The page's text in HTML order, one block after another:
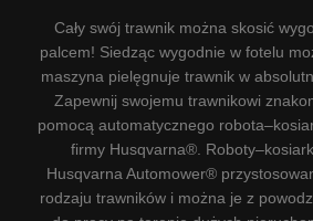
Cały swój trawnik można skosić
palcem! Siedząc wygodnie w fotelu
maszyna pielęgnuje trawnik w
Zapewnij swojemu trawnikowi
pomocą automatycznego
firmy Husqvarna®.
Husqvarna Automower®
rodzaju trawników i można je z